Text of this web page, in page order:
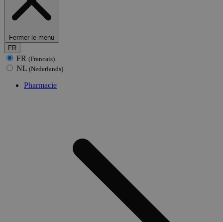
Fermer le menu
FR
FR (Francais)
NL (Nederlands)
Pharmacie